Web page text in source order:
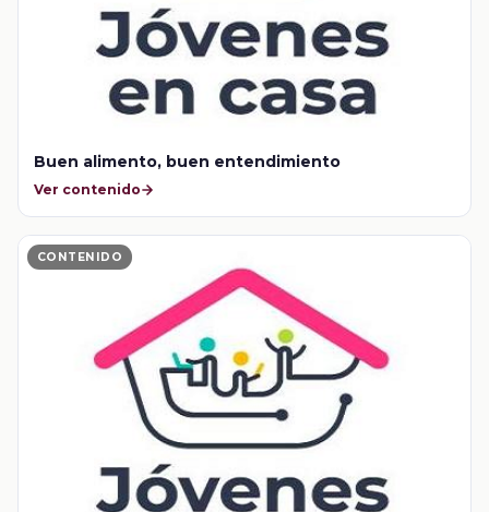
Buen alimento, buen entendimiento
Ver contenido
CONTENIDO